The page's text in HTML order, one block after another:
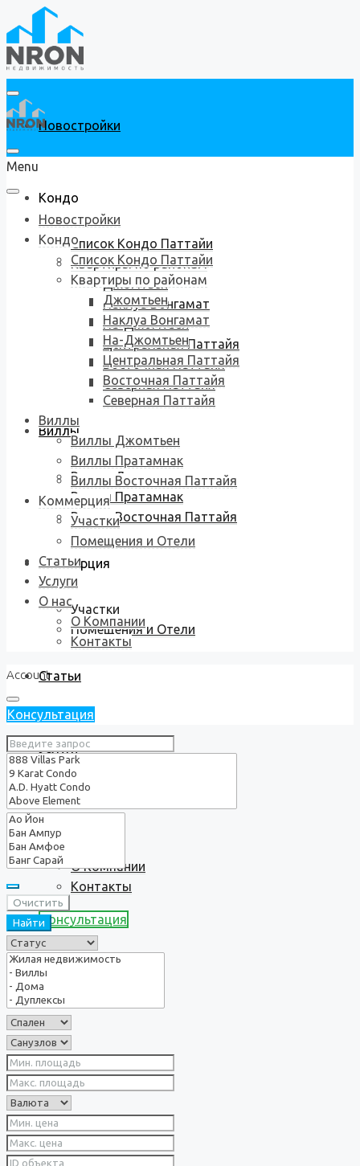
Новостройки
Кондо
Список Кондо Паттайи
Квартиры по районам
Джомтьен
Наклуа Вонгамат
На-Джомтьен
Центральная Паттайя
Восточная Паттайя
Северная Паттайя
Виллы
Виллы Джомтьен
Виллы Пратамнак
Виллы Восточная Паттайя
Коммерция
Участки
Помещения и Отели
Статьи
Услуги
О нас
О Компании
Контакты
Консультация
Menu
Новостройки
Кондо
Список Кондо Паттайи
Квартиры по районам
Джомтьен
Наклуа Вонгамат
На-Джомтьен
Центральная Паттайя
Восточная Паттайя
Северная Паттайя
Виллы
Виллы Джомтьен
Виллы Пратамнак
Виллы Восточная Паттайя
Коммерция
Участки
Помещения и Отели
Статьи
Услуги
О нас
О Компании
Контакты
Account
Консультация
Очистить
Найти